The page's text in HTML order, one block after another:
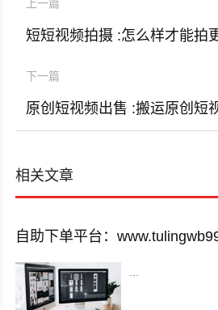
上一篇
下一篇
相关文章